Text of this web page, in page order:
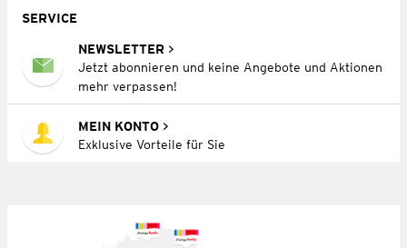
SERVICE
NEWSLETTER
Jetzt abonnieren und keine Angebote und Aktionen
mehr verpassen!
MEIN KONTO
Exklusive Vorteile für Sie